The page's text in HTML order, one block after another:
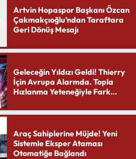
Artvin Hopaspor Başkanı Özcan
Çakmakçıoğlu’ndan Taraftara
Geri Dönüş Mesajı
Geleceğin Yıldızı Geldi! Thierry
İçin Avrupa Alarmda. Topla
Hızlanma Yeteneğiyle Fark
Araç Sahiplerine Müjde! Yeni
Sistemle Eksper Ataması
Otomatiğe Bağlandı